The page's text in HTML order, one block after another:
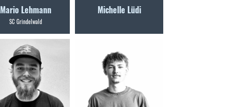
Mario Lehmann
SC Grindelwald
Michelle Lüdi